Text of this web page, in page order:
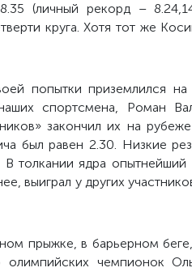
(личный рекорд –
круга. Хотя тот же
попытки приземлился
спортсмена, Роман
закончил их на
был равен 2.30. Низкие
толкании ядра
выиграл у других
прыжке, в барьерном
чемпионок